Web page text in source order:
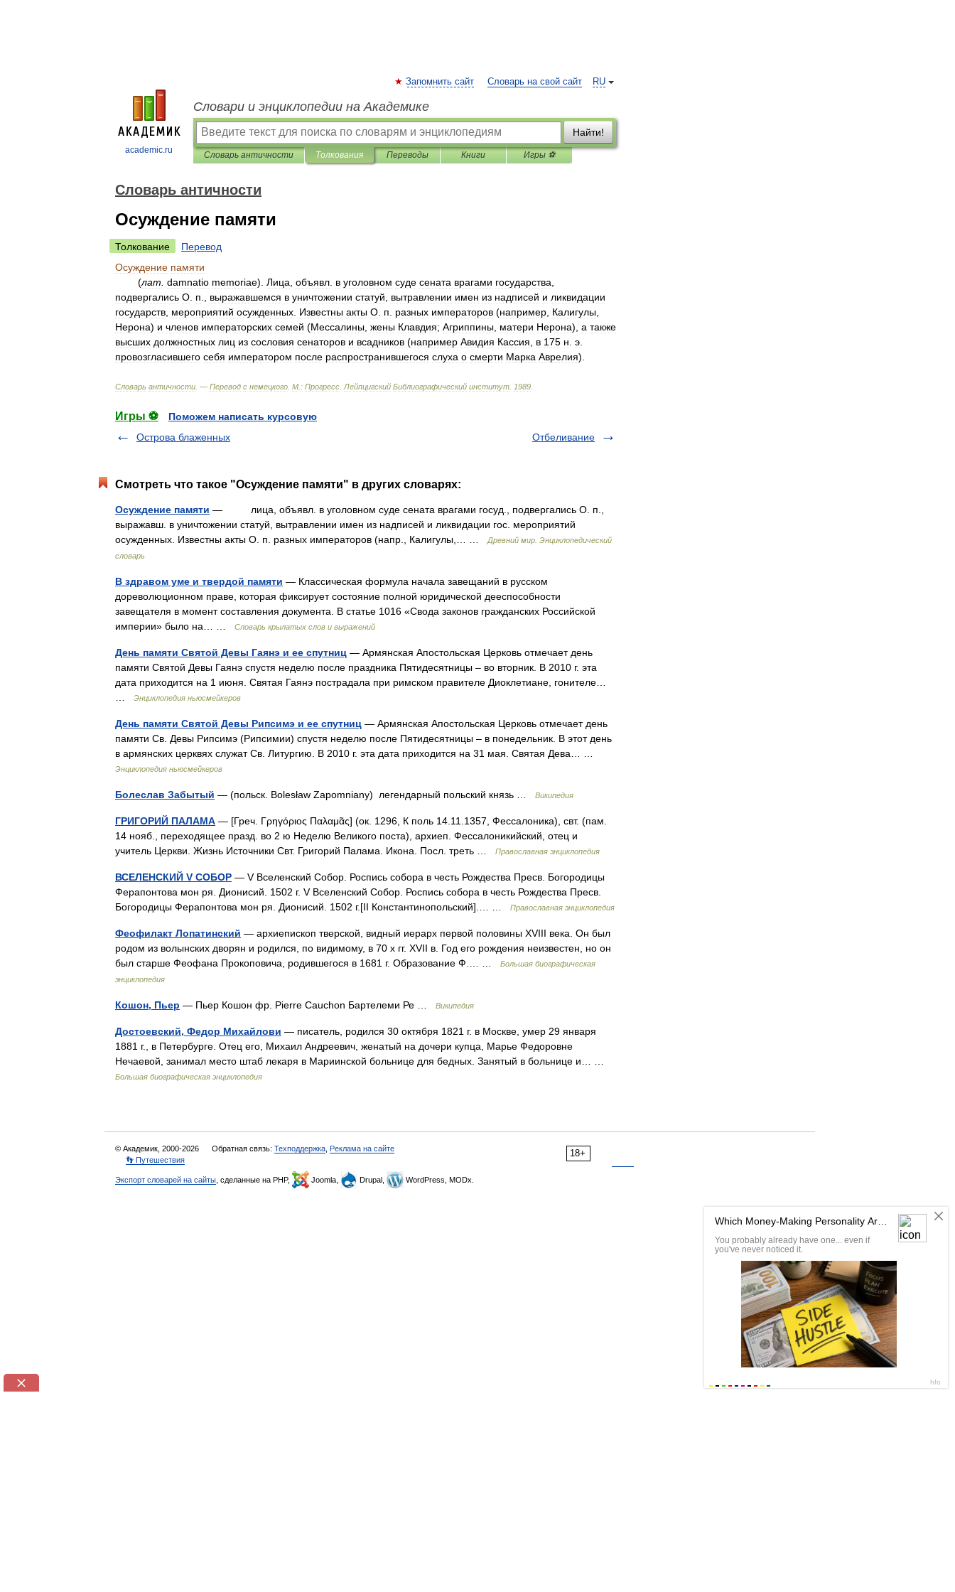
academic.ru
RU
Запомнить сайт Словарь на свой сайт
Словари и энциклопедии на Академике
Найти!
Словарь античности Толкования Переводы Книги Игры ⚽
Словарь античности
Осуждение памяти
Толкование
Перевод
Осуждение памяти
(лат damnatio memoriae). Лица объявл в уголовном суде сената врагами государства
подвергались О п выражавшемся в уничтожении статуй вытравлении имен из надписей и ликвидации
государств мероприятий осужденных Известны акты О п разных императоров (например Калигулы
Нерона) и членов императорских семей (Мессалины жены Клавдия; Агриппины матери Нерона), а также
высших должностных лиц из сословия сенаторов и всадников (например Авидия Кассия в 175 н э
провозгласившего себя императором после распространившегося слуха о смерти Марка Аврелия).
Словарь античности . — Перевод с немецкого М : Прогресс Лейпцигский Библиографический институт 1989
Игры ⚽
Поможем написать курсовую
Острова блаженных
Отбеливание
Смотреть что такое "Осуждение памяти" в других словарях:
Осуждение памяти — лица, объявл. в уголовном суде сената врагами госуд., подвергались О. п.,
выражавш. в уничтожении статуй, вытравлении имен из надписей и ликвидации гос. мероприятий
осужденных. Известны акты О. п. разных императоров (напр., Калигулы,… …
Древний мир. Энциклопедический
словарь
В здравом уме и твердой памяти — Классическая формула начала завещаний в русском
дореволюционном праве, которая фиксирует состояние полной юридической дееспособности
завещателя в момент составления документа. В статье 1016 «Свода законов гражданских Российской
империи» было на… …
Словарь крылатых слов и выражений
День памяти Святой Девы Гаянэ и ее спутниц — Армянская Апостольская Церковь отмечает день
памяти Святой Девы Гаянэ спустя неделю после праздника Пятидесятницы – во вторник. В 2010 г. эта
дата приходится на 1 июня. Святая Гаянэ пострадала при римском правителе Диоклетиане, гонителе…
Энциклопедия ньюсмейкеров
День памяти Святой Девы Рипсимэ и ее спутниц — Армянская Апостольская Церковь отмечает день
памяти Св. Девы Рипсимэ (Рипсимии) спустя неделю после Пятидесятницы – в понедельник. В этот день
в армянских церквях служат Св. Литургию. В 2010 г. эта дата приходится на 31 мая. Святая Дева… …
Энциклопедия ньюсмейкеров
Болеслав Забытый — (польск. Bolesław Zapomniany) легендарный польский князь … Википедия
ГРИГОРИЙ ПАЛАМА — [Греч. Γρηγόριος Παλαμᾶς] (ок. 1296, К поль 14.11.1357, Фессалоника), свт. (пам.
14 нояб., переходящее празд. во 2 ю Неделю Великого поста), архиеп. Фессалоникийский, отец и
учитель Церкви. Жизнь Источники Свт. Григорий Палама. Икона. Посл. треть …
Православная энциклопедия
ВСЕЛЕНСКИЙ V СОБОР — V Вселенский Собор. Роспись собора в честь Рождества Пресв. Богородицы
Ферапонтова мон ря. Дионисий. 1502 г. V Вселенский Собор. Роспись собора в честь Рождества Пресв.
Богородицы Ферапонтова мон ря. Дионисий. 1502 г.[II Константинопольский].… …
Православная энциклопедия
Феофилакт Лопатинский — архиепископ тверской, видный иерарх первой половины XVIII века. Он был
родом из волынских дворян и родился, по видимому, в 70 х гг. XVII в. Год его рождения неизвестен, но он
был старше Феофана Прокоповича, родившегося в 1681 г. Образование Ф.… …
Большая биографическая
энциклопедия
Кошон, Пьер — Пьер Кошон фр. Pierre Cauchon Бартелеми Ре … Википедия
Достоевский, Федор Михайлови — писатель, родился 30 октября 1821 г. в Москве, умер 29 января
1881 г., в Петербурге. Отец его, Михаил Андреевич, женатый на дочери купца, Марье Федоровне
Нечаевой, занимал место штаб лекаря в Мариинской больнице для бедных. Занятый в больнице и… …
Большая биографическая энциклопедия
18+
© Академик, 2000-2026 Обратная связь: Техподдержка Реклама на сайте
👣 Путешествия
Экспорт словарей на сайты , сделанные на PHP, Joomla, Drupal, WordPress, MODx.